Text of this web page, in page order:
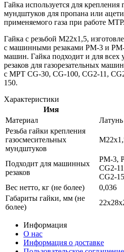
Гайка используется для крепления
мундштуков для пропана или
применяемого газа при работе МТР.
Гайка с резьбой М22х1,5,
с машинными резаками РМ-3 и
машин. Гайка подходит и для
резаков для газорезательных
с МРТ CG-30, CG-100, CG2-11,
150.
Характеристики
Имя
Материал
Латунь
Резьба гайки крепления
газосмесительных
мундштуков
Подходит для машинных
резаков
РМ-3,
CG2-
CG2-
Вес нетто, кг (не более)
0,036
Габариты гайки, мм (не
более)
Информация
О нас
Информация о доставке